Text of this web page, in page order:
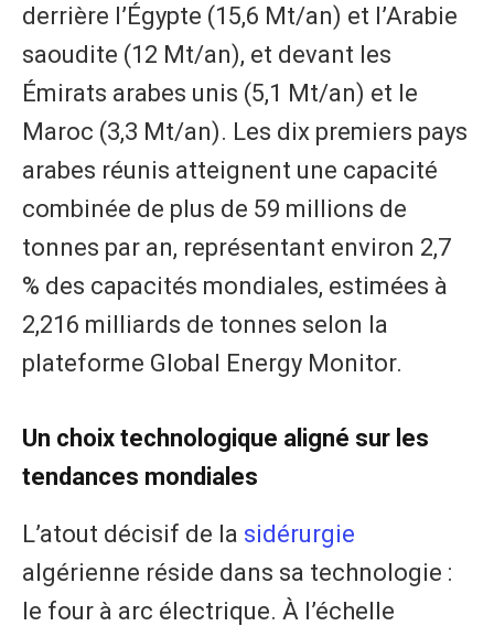
derrière l’Égypte (15,6 Mt/an) et l’Arabie
saoudite (12 Mt/an), et devant les
Émirats arabes unis (5,1 Mt/an) et le
Maroc (3,3 Mt/an). Les dix premiers pays
arabes réunis atteignent une capacité
combinée de plus de 59 millions de
tonnes par an, représentant environ 2,7
% des capacités mondiales, estimées à
2,216 milliards de tonnes selon la
plateforme Global Energy Monitor.
Un choix technologique aligné sur les
tendances mondiales
L’atout décisif de la sidérurgie
algérienne réside dans sa technologie :
le four à arc électrique. À l’échelle